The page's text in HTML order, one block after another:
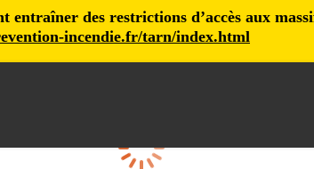
des restrictions d’accès aux
incendie.fr/tarn/index.html
Cargando